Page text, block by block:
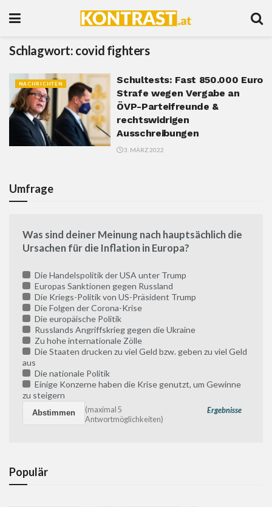
Schlagwort: covid fighters
NACHRICHTEN
Schultests: Fast 850.000 Euro
Strafe wegen Vergabe an
ÖVP-Parteifreunde &
rechtswidrigen
Ausschreibungen
3. MÄRZ 2022
Umfrage
Was sind deiner Meinung nach hauptsächlich die
Ursachen für die Inflation in Europa?
Die Handelspolitik der USA unter Trump
Europas Sanktionen gegen Russland
Die Kriegs-Politik von US-Präsident Trump
Die Folgen der Corona-Krise
Die europäische Politik
Russlands Angriffskrieg gegen die Ukraine
Zu hohe internationale Zölle
Die Staaten drucken zu viel Geld bzw. geben zu viel Geld
aus
Die nationale Politik
Einige Konzerne haben die Krise genutzt, um Gewinne
zu steigern
Ergebnisse
(maximal 5
Antwortmöglichkeiten)
Populär